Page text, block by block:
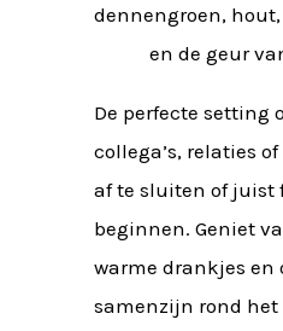
dennengroen,
en de geur
De perfecte setting
collega’s, relaties
af te sluiten of juist
beginnen. Geniet
warme drankjes en
samenzijn rond